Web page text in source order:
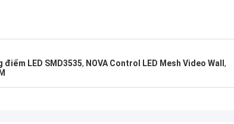
your company.
điểm LED SMD3535, NOVA Control LED Mesh Video Wall ,